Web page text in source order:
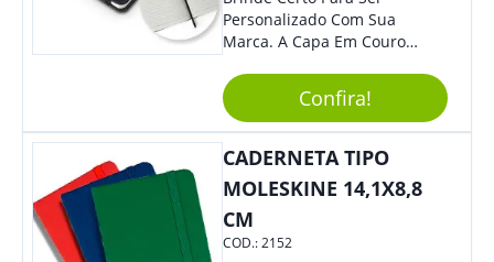
Personalizado Com Sua
Marca. A Capa Em Couro
Elástico Permite Maior
Segurança Ao Carregá-Lo.
Ofereça A Seus Clientes E
Colaboradores, Sem Dúvidas
Confira!
CADERNETA TIPO
MOLESKINE 14,1X8,8
CM
COD.:2152